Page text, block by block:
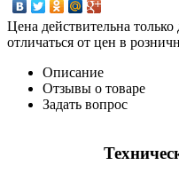
Цена действительна
отличаться от цен в
Описание
Отзывы о товаре
Задать вопрос